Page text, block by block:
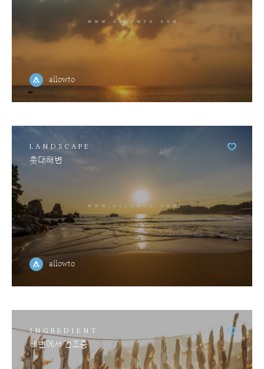
allowto
LANDSCAPE
촛대해변
allowto
INGREDIENT
해변에서 건조중